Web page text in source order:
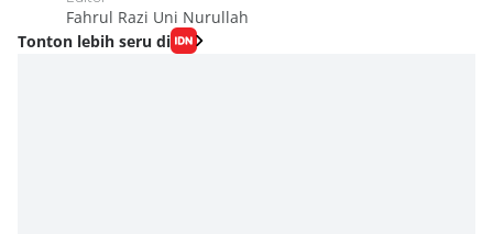
Fahrul Razi Uni Nurullah
Tonton lebih seru di